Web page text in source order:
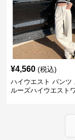
¥4,560 (税込)
ハイウエスト パンツ
ルーズハイウエスト